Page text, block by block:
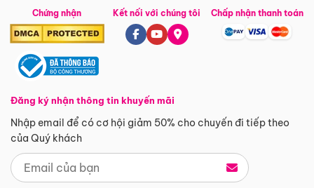
Chứng nhận
Đăng ký nhận thông tin khuyến mãi
Nhập email để có cơ hội giảm 50% cho chuyến đi tiếp theo
của Quý khách
Kết nối với chúng tôi Chấp nhận thanh toán